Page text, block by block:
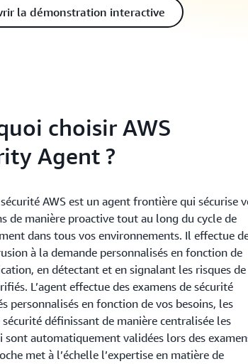
la démonstration interactive
choisir AWS
Agent ?
sécurité AWS est un agent frontière qui sécurise
de manière proactive tout au long du cycle de
dans tous vos environnements. Il effectue
à la demande personnalisés en fonction de
en détectant et en signalant les risques de
L’agent effectue des examens de sécurité
personnalisés en fonction de vos besoins, les
sécurité définissant de manière centralisée les
sont automatiquement validées lors des
met à l’échelle l’expertise en matière de